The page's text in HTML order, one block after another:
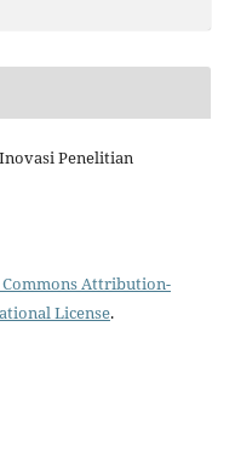
Penelitian
Attribution-
License.